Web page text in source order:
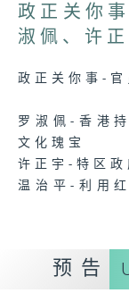
5
minutes,
7
政正关你
淑佩、许
政正关你事-
罗淑佩-香港
文化瑰宝
许正宇-特区政
温治平-利用
Tag: 官员
预告